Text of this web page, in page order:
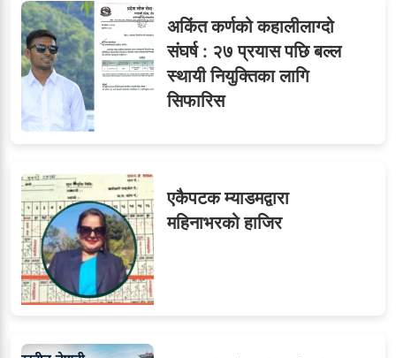
६सहसचिवमा प्रथम भएका
विजयकुमार शर्माको लोकसेवा
टिप्स
७
८ जुनियरलाई दोहोरो जिम्मेवारी,
मन्त्रालयभित्र असन्तुष्टि
अकिंत कर्णको कहालीलाग्दो
संघर्ष : २७ प्रयास पछि बल्ल
स्थायी नियुक्तिका लागि
सिफारिस
एकैपटक म्याडमद्वारा
महिनाभरको हाजिर